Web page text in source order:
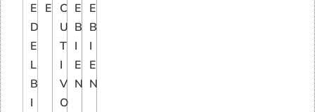
E
D
E
L
B
I
E C
U
T
I
V
O
E
B
I
E
N
E
B
I
E
N